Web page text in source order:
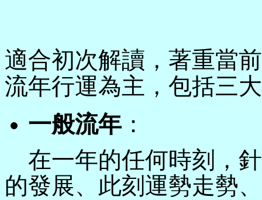
適合初次解讀，著重當
流年行運為主，包括三
一般流年 ：
在一年的任何時刻，
的發展、此刻運勢走勢